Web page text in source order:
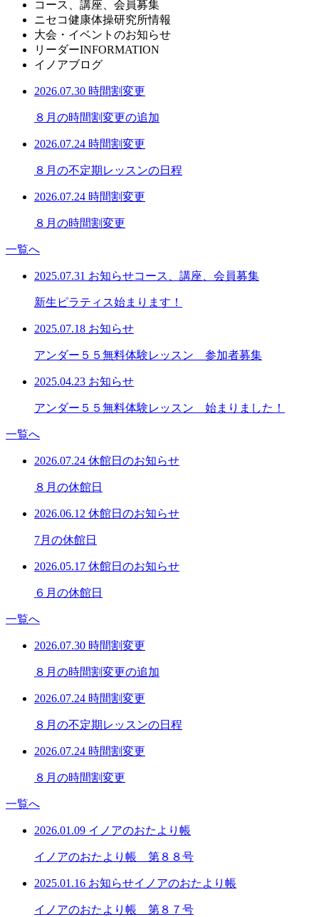
コース、講座、会員募集
ニセコ健康体操研究所情報
大会・イベントのお知らせ
リーダーINFORMATION
イノアブログ
2026.07.30 時間割変更
８月の時間割変更の追加
2026.07.24 時間割変更
８月の不定期レッスンの日程
2026.07.24 時間割変更
８月の時間割変更
一覧へ
2025.07.31 お知らせコース、講座、会員募集
新生ピラティス始まります！
2025.07.18 お知らせ
アンダー５５無料体験レッスン 参加者募集
2025.04.23 お知らせ
アンダー５５無料体験レッスン 始まりました！
一覧へ
2026.07.24 休館日のお知らせ
８月の休館日
2026.06.12 休館日のお知らせ
7月の休館日
2026.05.17 休館日のお知らせ
６月の休館日
一覧へ
2026.07.30 時間割変更
８月の時間割変更の追加
2026.07.24 時間割変更
８月の不定期レッスンの日程
2026.07.24 時間割変更
８月の時間割変更
一覧へ
2026.01.09 イノアのおたより帳
イノアのおたより帳 第８８号
2025.01.16 お知らせイノアのおたより帳
イノアのおたより帳 第８７号